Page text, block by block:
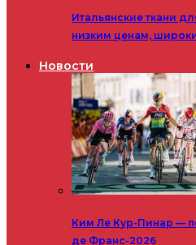
Итальянские ткани
низким ценам,
Новости
Ким Ле Кур-Пинар —
де Франс-2026